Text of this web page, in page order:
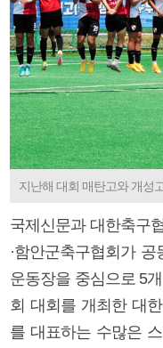
지난해 대회 매탄고와 개성
국제신문과 대한축구
·함안군축구협회가
운동장을 중심으로 5
회 대회를 개최한 대
를 대표하는 수많은